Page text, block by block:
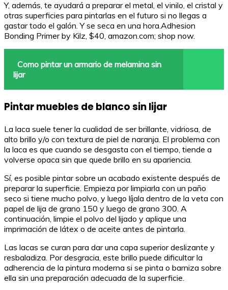
Y, además, te ayudará a preparar el metal, el vinilo, el cristal y
otras superficies para pintarlas en el futuro si no llegas a
gastar todo el galón. Y se seca en una hora.Adhesion
Bonding Primer by Kilz, $40, amazon.com; shop now.
Como pintar un armario de melamina sin
lijar
Pintar muebles de blanco sin lijar
La laca suele tener la cualidad de ser brillante, vidriosa, de
alto brillo y/o con textura de piel de naranja. El problema con
la laca es que cuando se desgasta con el tiempo, tiende a
volverse opaca sin que quede brillo en su apariencia.
Sí, es posible pintar sobre un acabado existente después de
preparar la superficie. Empieza por limpiarla con un paño
seco si tiene mucho polvo, y luego líjala dentro de la veta con
papel de lija de grano 150 y luego de grano 300. A
continuación, limpie el polvo del lijado y aplique una
imprimación de látex o de aceite antes de pintarla.
Las lacas se curan para dar una capa superior deslizante y
resbaladiza. Por desgracia, este brillo puede dificultar la
adherencia de la pintura moderna si se pinta o barniza sobre
ella sin una preparación adecuada de la superficie.